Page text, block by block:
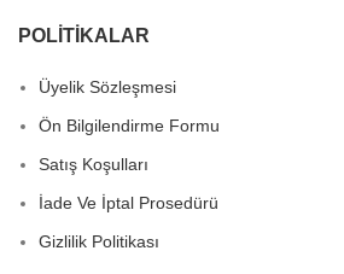
POLITIKALAR
Üyelik Sözleşmesi
Ön Bilgilendirme Formu
Satış Koşulları
İade Ve İptal Prosedürü
Gizlilik Politikası